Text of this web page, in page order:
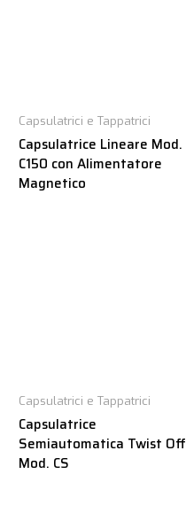
Capsulatrici e Tappatrici
Capsulatrice Lineare Mod.
C150 con Alimentatore
Magnetico
Capsulatrici e Tappatrici
Capsulatrice
Semiautomatica Twist Off
Mod. CS